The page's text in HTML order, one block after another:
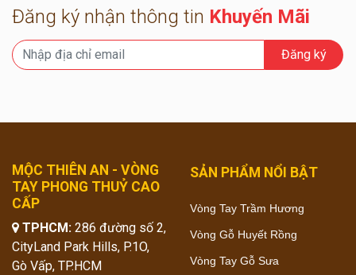
Đăng ký nhận thông tin Khuyến Mãi
Đăng ký
MỘC THIÊN AN - VÒNG
TAY PHONG THUỶ CAO
CẤP
TPHCM: 286 đường số 2,
CityLand Park Hills, P.1O,
Gò Vấp, TP.HCM
SẢN PHẨM NỔI BẬT
Vòng Tay Trầm Hương
Vòng Gỗ Huyết Rồng
Vòng Tay Gỗ Sưa